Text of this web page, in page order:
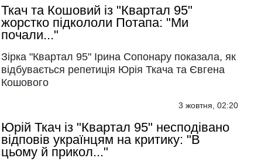
Ткач та Кошовий із "Квартал 95"
жорстко підкололи Потапа: "Ми
почали..."
Зірка "Квартал 95" Ірина Сопонару показала, як
відбувається репетиція Юрія Ткача та Євгена
Кошового
3 жовтня, 02:20
Юрій Ткач із "Квартал 95" несподівано
відповів українцям на критику: "В
цьому й прикол..."